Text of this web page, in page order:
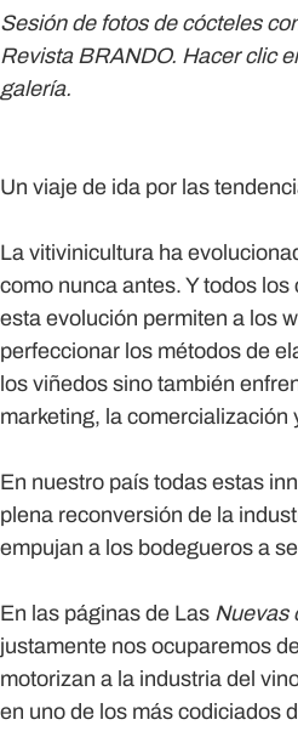
Sesión de fotos de cócteles
Revista BRANDO. Hacer clic
galería.
Un viaje de ida por las
La vitivinicultura ha
como nunca antes. Y todos
esta evolución permiten a los
perfeccionar los métodos de
los viñedos sino también
marketing, la comercialización
En nuestro país todas estas
plena reconversión de la
empujan a los bodegueros a
En las páginas de Las Nuevas
justamente nos ocuparemos
motorizan a la industria del
en uno de los más codiciados